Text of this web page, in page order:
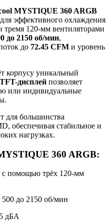
MYSTIQUE 360 ARGB
эффективного охлаждения
тремя 120-мм вентиляторами
до 2150 об/мин,
до 72.45 CFM и уровень
корпусу уникальный
дисплей позволяет
или индивидуальные
для большинства
обеспечивая стабильное и
нагрузках.
360 ARGB:
помощью трёх 120-мм
500 до 2150 об/мин
дБА